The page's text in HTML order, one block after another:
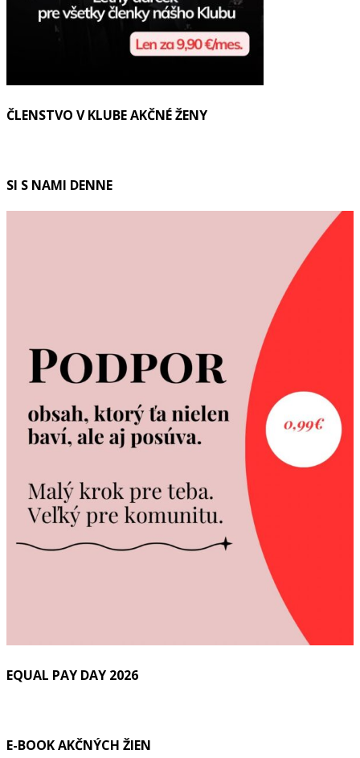
ČLENSTVO V KLUBE AKČNÉ ŽENY
SI S NAMI DENNE
EQUAL PAY DAY 2026
E-BOOK AKČNÝCH ŽIEN